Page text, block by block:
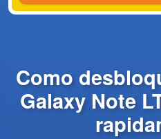
Como
Galaxy Note